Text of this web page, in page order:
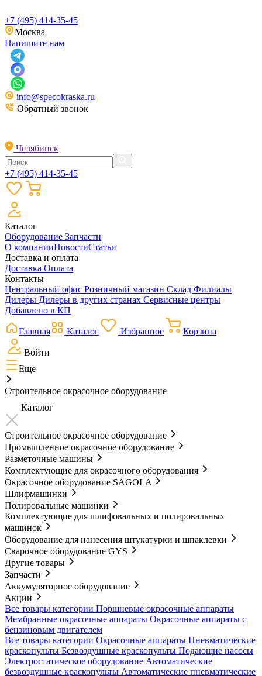
+7 (495) 414-35-45
Москва
Напишите нам
info@specokraska.ru
Обратный звонок
Челябинск
+7 (495) 414-35-45
Каталог
Оборудование Запчасти
О компанииНовостиСтатьи
Доставка и оплата
Доставка Оплата
Контакты
Центральный офис Розничный магазин Склад Филиалы
Дилеры Дилеры в других странах Сервисные центры
Добавлено в КП
Главная Каталог Избранное Корзина
Войти
Еще
Строительное окрасочное оборудование
Каталог
Строительное окрасочное оборудование
Промышленное окрасочное оборудование
Разметочные машины
Комплектующие для окрасочного оборудования
Окрасочное оборудование SAGOLA
Шлифмашинки
Полировальные машинки
Комплектующие для шлифовальных и полировальных
машинок
Оборудование для нанесения штукатурки и шпаклевки
Сварочное оборудование GYS
Другие товары
Запчасти
Аккумуляторное оборудование
Акции
Все товары категории Поршневые окрасочные аппараты
Мембранные окрасочные аппараты Окрасочные аппараты с
бензиновым двигателем
Все товары категории Окрасочные аппараты Пневматические
краскопульты Безвоздушные краскопульты Подающие насосы
Электростатическое оборудование Автоматические
безвоздушные краскопульты Автоматические пневматические